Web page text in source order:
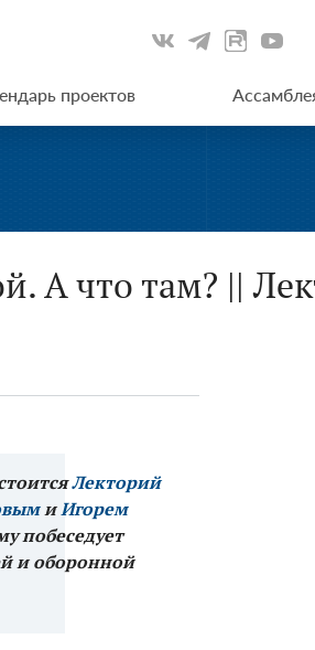
проектов
А что там? ||
Лекторий
иИгорем
побеседует
и оборонной